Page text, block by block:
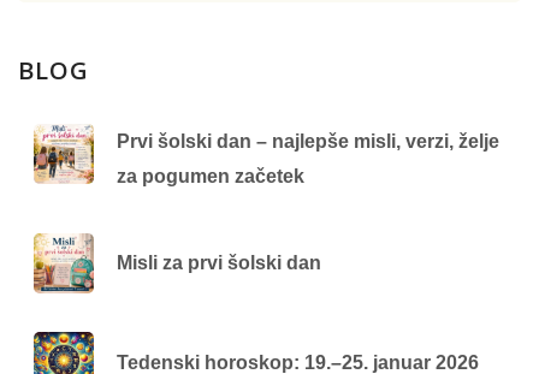
BLOG
Prvi šolski dan – najlepše misli, verzi, želje
za pogumen začetek
Misli za prvi šolski dan
Tedenski horoskop: 19.–25. januar 2026